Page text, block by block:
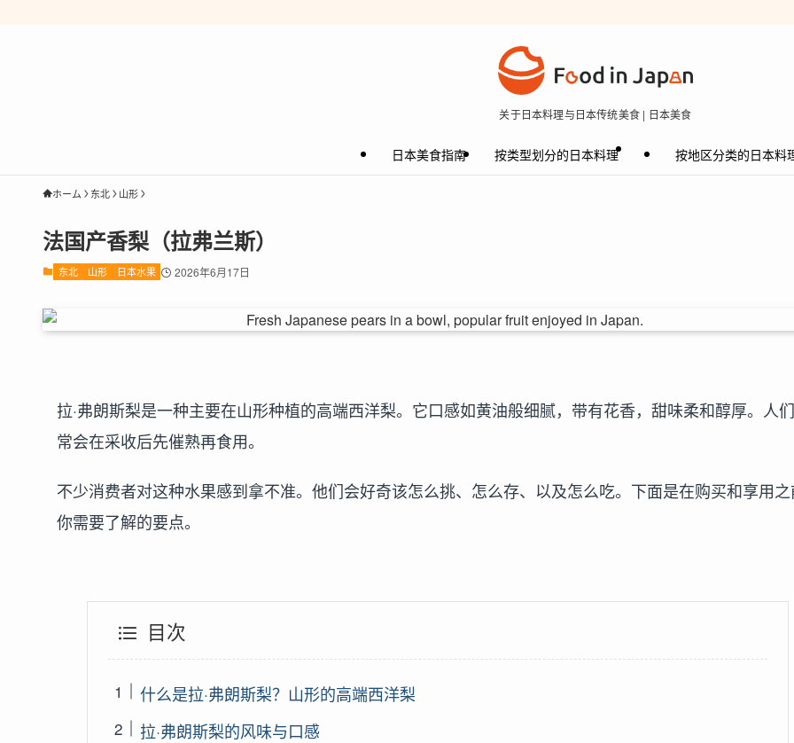
关于日本料理与日本传统美食 | 日本美食
日本美食指南 按类型划分的日本料理 按地区分类的日本料
ホーム 东北 山形
法国产香梨（拉弗兰斯）
东北 山形 日本水果 2026年6月17日
拉·弗朗斯梨是一种主要在山形种植的高端西洋梨。它口感如黄油般细腻，带有花香，甜味柔和醇厚。人
常会在采收后先催熟再食用。
不少消费者对这种水果感到拿不准。他们会好奇该怎么挑、怎么存、以及怎么吃。下面是在购买和享用
你需要了解的要点。
目次
什么是拉·弗朗斯梨？山形的高端西洋梨
拉·弗朗斯梨的风味与口感